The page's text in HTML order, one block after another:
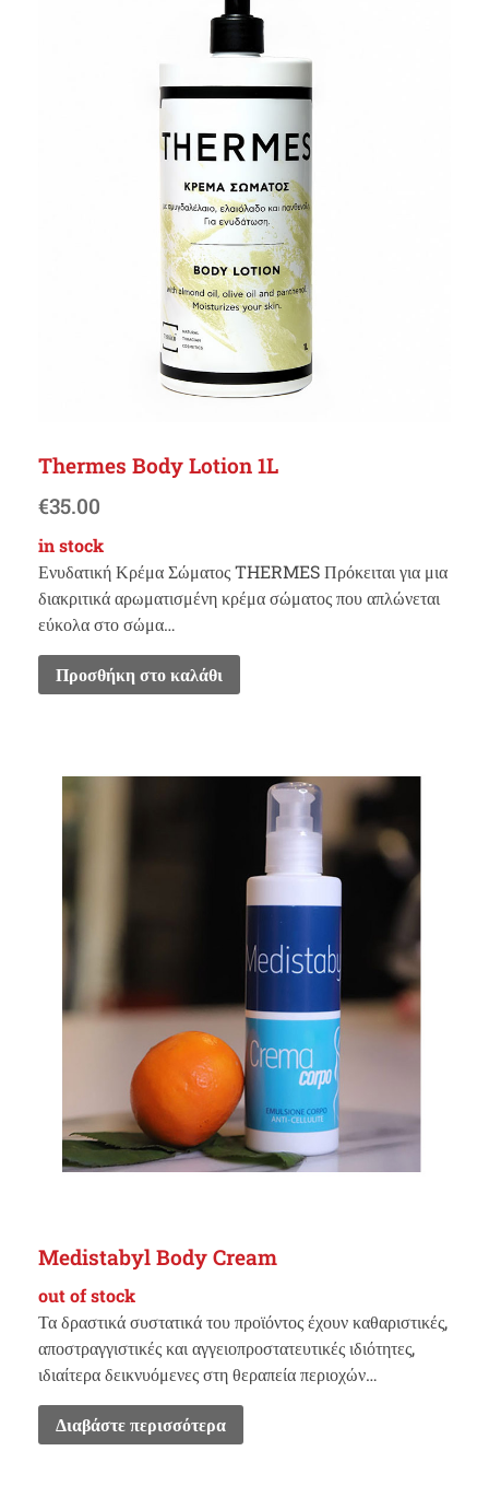
Thermes Body Lotion 1L
€35.00
in stock
Ενυδατική Κρέμα Σώματος THERMES Πρόκειται για μια
διακριτικά αρωματισμένη κρέμα σώματος που απλώνεται
εύκολα στο σώμα…
Προσθήκη στο καλάθι
Medistabyl Body Cream
out of stock
Τα δραστικά συστατικά του προϊόντος έχουν καθαριστικές,
αποστραγγιστικές και αγγειοπροστατευτικές ιδιότητες,
ιδιαίτερα δεικνυόμενες στη θεραπεία περιοχών…
Διαβάστε περισσότερα